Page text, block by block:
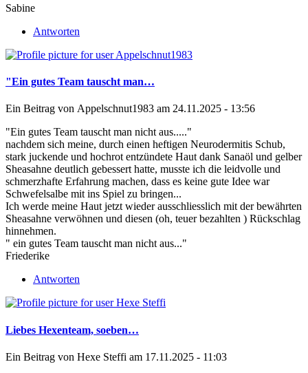
Sabine
Antworten
"Ein gutes Team tauscht man…
Ein Beitrag von Appelschnut1983 am 24.11.2025 - 13:56
"Ein gutes Team tauscht man nicht aus....."
nachdem sich meine, durch einen heftigen Neurodermitis Schub,
stark juckende und hochrot entzündete Haut dank Sanaöl und gelber
Sheasahne deutlich gebessert hatte, musste ich die leidvolle und
schmerzhafte Erfahrung machen, dass es keine gute Idee war
Schwefelsalbe mit ins Spiel zu bringen...
Ich werde meine Haut jetzt wieder ausschliesslich mit der bewährten
Sheasahne verwöhnen und diesen (oh, teuer bezahlten ) Rückschlag
hinnehmen.
" ein gutes Team tauscht man nicht aus..."
Friederike
Antworten
Liebes Hexenteam, soeben…
Ein Beitrag von Hexe Steffi am 17.11.2025 - 11:03